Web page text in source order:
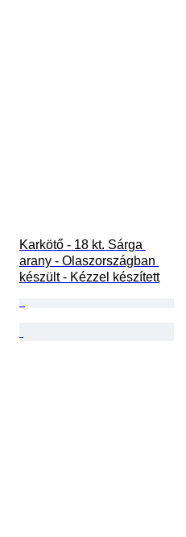
Karkötő - 18 kt. Sárga
arany - Olaszországban
készült - Kézzel készített